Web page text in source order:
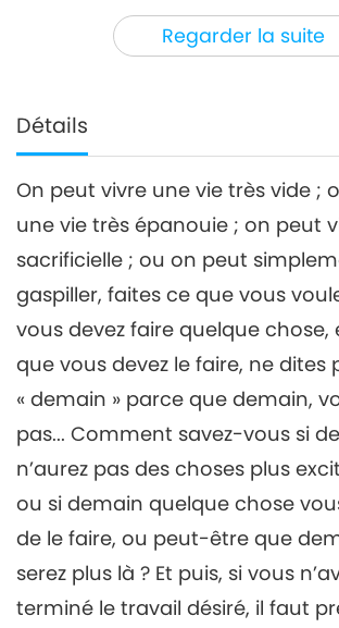
Regarder la suite
Entre Maître et disciples 2024-
4
27:41
Entre Maître et disciples 2024-
5
Vivez une vie
partie 5/6
2024-
6
26:45
Vivez une vie
Entre Maître et disciples
Détails
On peut vivre une vie très vide ;
une vie très épanouie ; on peut
sacrificielle ; ou on peut
gaspiller, faites ce que vous
vous devez faire quelque chose,
que vous devez le faire, ne dites
« demain » parce que demain,
pas... Comment savez-vous si
n’aurez pas des choses plus
ou si demain quelque chose
de le faire, ou peut-être que
serez plus là ? Et puis, si vous
terminé le travail désiré, il faut